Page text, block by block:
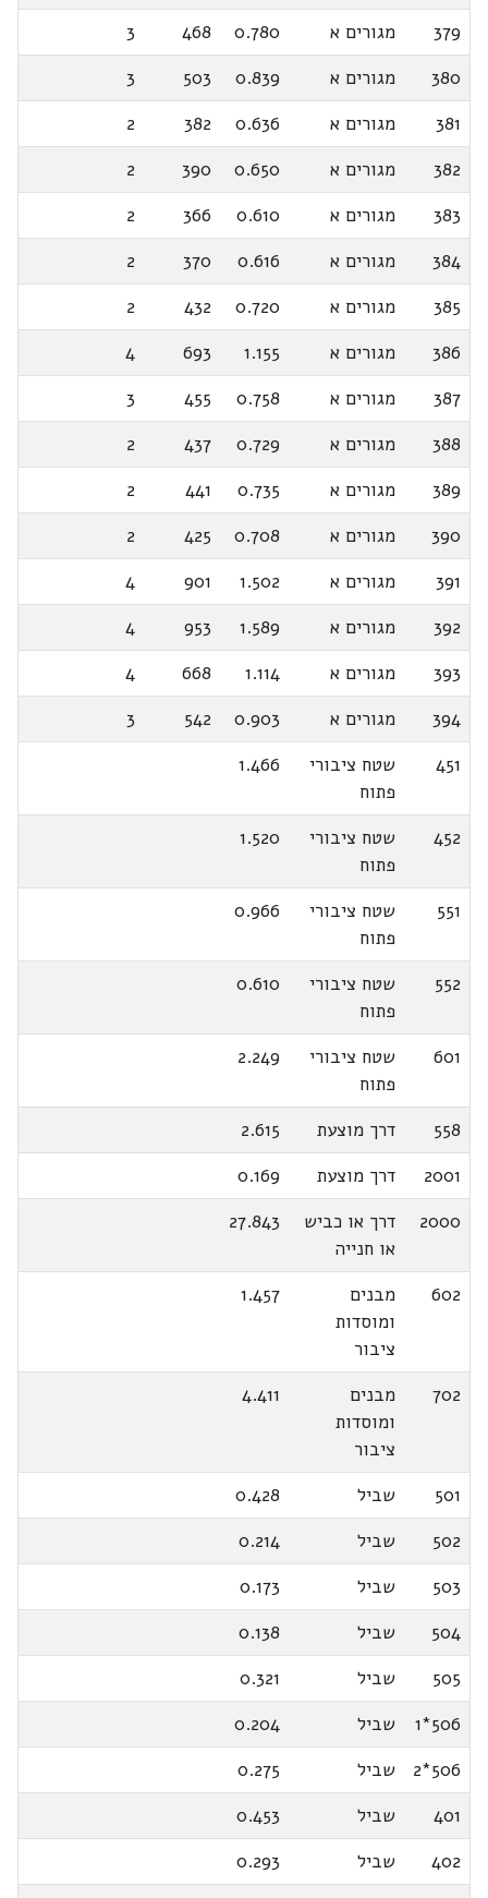
379
מגורים א 0.780
468
3
380
מגורים א 0.839
503
3
381
מגורים א 0.636
382
2
382
מגורים א 0.650
390
2
383
מגורים א 0.610
366
2
384
מגורים א 0.616
370
2
385
מגורים א 0.720
432
2
386
מגורים א 1.155
693
4
387
מגורים א 0.758
455
3
388
מגורים א 0.729
437
2
389
מגורים א 0.735
441
2
390
מגורים א 0.708
425
2
391
מגורים א 1.502
901
4
392
מגורים א 1.589
953
4
393
מגורים א 1.114
668
4
394
מגורים א 0.903
542
3
451
שטח ציבורי
פתוח
1.466
452
שטח ציבורי
פתוח
1.520
551
שטח ציבורי
פתוח
0.966
552
שטח ציבורי
פתוח
0.610
601
שטח ציבורי
פתוח
2.249
558 דרך מוצעת
2.615
2001
דרך מוצעת
0.169
2000
דרך או כביש
או חנייה
27.843
602
מבנים
ומוסדות
ציבור
1.457
702
מבנים
ומוסדות
ציבור
4.411
501 שביל
0.428
502
שביל
0.214
503
שביל
0.173
504
שביל
0.138
505
שביל
0.321
506*1
שביל
0.204
506*2
שביל
0.275
401
שביל
0.453
402
שביל
0.293